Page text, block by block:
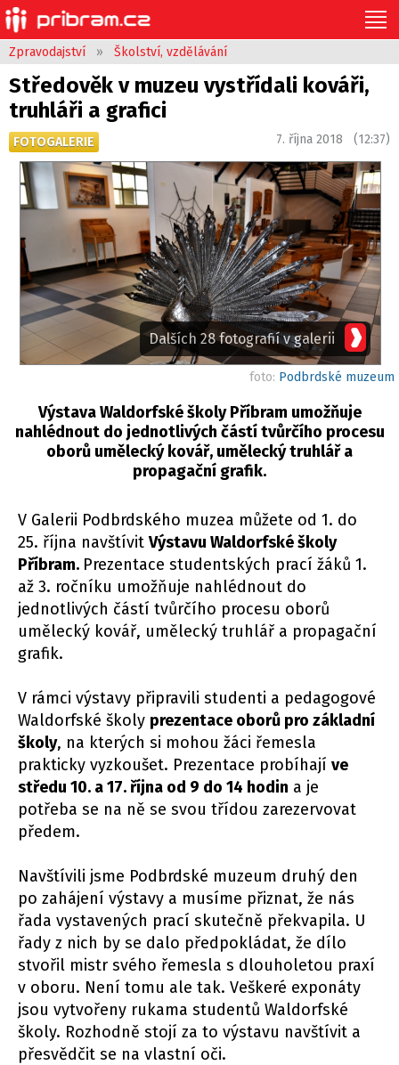
Zpravodajství » Školství, vzdělávání
Středověk v muzeu vystřídali kováři,
truhláři a grafici
FOTOGALERIE 7. října 2018 (12:37)
Dalších 28 fotografií v galerii
foto: Podbrdské muzeum
Výstava Waldorfské školy Příbram umožňuje
nahlédnout do jednotlivých částí tvůrčího procesu
oborů umělecký kovář, umělecký truhlář a
propagační grafik.
V Galerii Podbrdského muzea můžete od 1. do
25. října navštívitVýstavu Waldorfské školy
Příbram. Prezentace studentských prací žáků 1.
až 3. ročníku umožňuje nahlédnout do
jednotlivých částí tvůrčího procesu oborů
umělecký kovář, umělecký truhlář a propagační
grafik.
V rámci výstavy připravili studenti a pedagogové
Waldorfské školy prezentace oborů pro základní
školy, na kterých si mohou žáci řemesla
prakticky vyzkoušet. Prezentace probíhají ve
středu 10. a 17. října od 9 do 14 hodin a je
potřeba se na ně se svou třídou zarezervovat
předem.
Navštívili jsme Podbrdské muzeum druhý den
po zahájení výstavy a musíme přiznat, že nás
řada vystavených prací skutečně překvapila. U
řady z nich by se dalo předpokládat, že dílo
stvořil mistr svého řemesla s dlouholetou praxí
v oboru. Není tomu ale tak. Veškeré exponáty
jsou vytvořeny rukama studentů Waldorfské
školy. Rozhodně stojí za to výstavu navštívit a
přesvědčit se na vlastní oči.